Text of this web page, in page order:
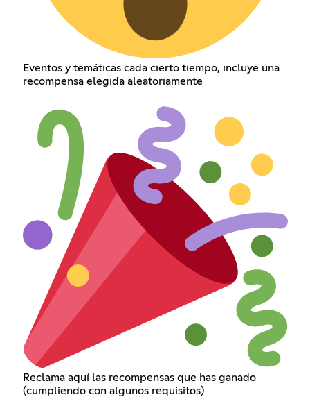
Eventos y temáticas cada cierto tiempo, incluye una
recompensa elegida aleatoriamente
Reclama aquí las recompensas que has ganado
(cumpliendo con algunos requisitos)